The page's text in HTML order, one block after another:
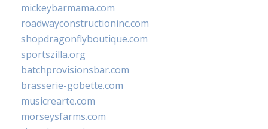
mickeybarmama.com
roadwayconstructioninc.com
shopdragonflyboutique.com
sportszilla.org
batchprovisionsbar.com
brasserie-gobette.com
musicrearte.com
morseysfarms.com